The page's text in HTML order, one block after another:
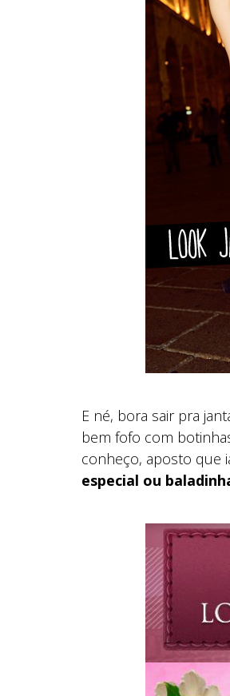
E né, bora sair pra
bem fofo com
conheço, aposto que
especial ou